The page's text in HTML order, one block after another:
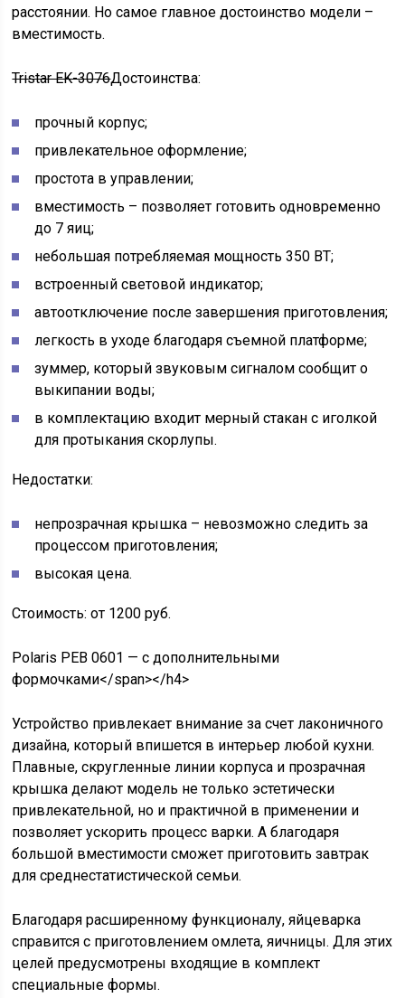
расстоянии. Но самое главное достоинство модели –
вместимость.
Tristar EK-3076Достоинства:
прочный корпус;
привлекательное оформление;
простота в управлении;
вместимость – позволяет готовить одновременно
до 7 яиц;
небольшая потребляемая мощность 350 ВТ;
встроенный световой индикатор;
автоотключение после завершения приготовления;
легкость в уходе благодаря съемной платформе;
зуммер, который звуковым сигналом сообщит о
выкипании воды;
в комплектацию входит мерный стакан с иголкой
для протыкания скорлупы.
Недостатки:
непрозрачная крышка – невозможно следить за
процессом приготовления;
высокая цена.
Стоимость: от 1200 руб.
Polaris PEB 0601 — с дополнительными
формочками</span></h4>
Устройство привлекает внимание за счет лаконичного
дизайна, который впишется в интерьер любой кухни.
Плавные, скругленные линии корпуса и прозрачная
крышка делают модель не только эстетически
привлекательной, но и практичной в применении и
позволяет ускорить процесс варки. А благодаря
большой вместимости сможет приготовить завтрак
для среднестатистической семьи.
Благодаря расширенному функционалу, яйцеварка
справится с приготовлением омлета, яичницы. Для этих
целей предусмотрены входящие в комплект
специальные формы.